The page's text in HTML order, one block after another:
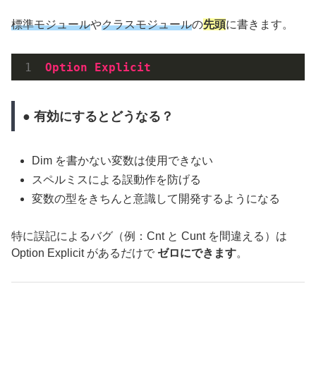
標準モジュールやクラスモジュールの先頭に書きます。
Option Explicit
● 有効にするとどうなる？
Dim を書かない変数は使用できない
スペルミスによる誤動作を防げる
変数の型をきちんと意識して開発するようになる
特に誤記によるバグ（例：Cnt と Cunt を間違える）は
Option Explicit があるだけで ゼロにできます。